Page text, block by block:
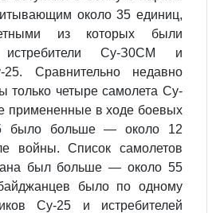
около 35 единиц,
из которых были
истребители Су-З0СМ и
25. Сравнительно недав­но
только четыре самолета Су-
примененные в ходе боевых
было больше — около 12
войны. Список самолетов
был больше — около 55
было по одному
Су-25 и истребителей